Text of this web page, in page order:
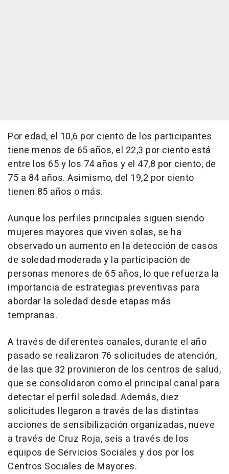
Por edad, el 10,6 por ciento de los participantes
tiene menos de 65 años, el 22,3 por ciento está
entre los 65 y los 74 años y el 47,8 por ciento, de
75 a 84 años. Asimismo, del 19,2 por ciento
tienen 85 años o más.
Aunque los perfiles principales siguen siendo
mujeres mayores que viven solas, se ha
observado un aumento en la detección de casos
de soledad moderada y la participación de
personas menores de 65 años, lo que refuerza la
importancia de estrategias preventivas para
abordar la soledad desde etapas más
tempranas.
A través de diferentes canales, durante el año
pasado se realizaron 76 solicitudes de atención,
de las que 32 provinieron de los centros de salud,
que se consolidaron como el principal canal para
detectar el perfil soledad. Además, diez
solicitudes llegaron a través de las distintas
acciones de sensibilización organizadas, nueve
a través de Cruz Roja, seis a través de los
equipos de Servicios Sociales y dos por los
Centros Sociales de Mayores.